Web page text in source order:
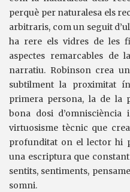
perquè per naturalesa els
arbitraris, com un seguit
ha rere els vidres de les
aspectes remarcables de
narratiu. Robinson crea
subtilment la proximitat
primera persona, la de la
bona dosi
virtuosisme tècnic que
profunditat on el lector hi
una escriptura que
sentits, sentiments,
somni.